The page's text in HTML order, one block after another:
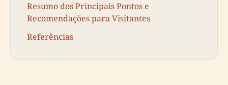
Resumo dos Principais Pontos e
Recomendações para Visitantes
Referências